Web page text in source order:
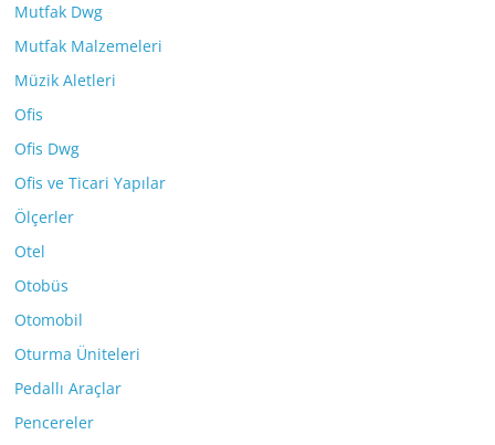
Mutfak Dwg
Mutfak Malzemeleri
Müzik Aletleri
Ofis
Ofis Dwg
Ofis ve Ticari Yapılar
Ölçerler
Otel
Otobüs
Otomobil
Oturma Üniteleri
Pedallı Araçlar
Pencereler